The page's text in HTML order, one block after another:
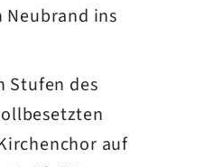
Neubrand ins
Stufen des
auf